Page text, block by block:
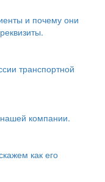
и почему они
транспортной
компании.
как его